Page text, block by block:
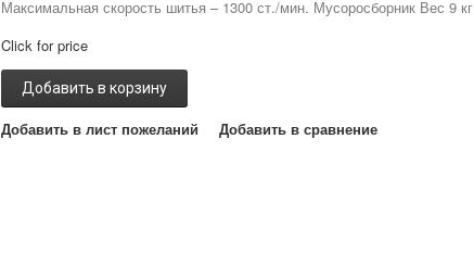
Максимальная скорость шитья – 1300 ст./мин. Мусоросборник Вес 9 кг
Click for price
Добавить в корзину
Добавить в лист пожеланий Добавить в сравнение